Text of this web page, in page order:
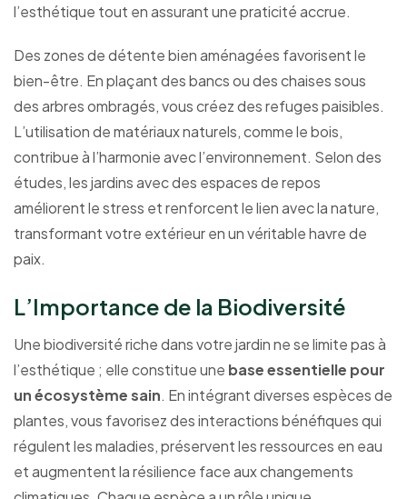
l’esthétique tout en assurant une praticité accrue.
Des zones de détente bien aménagées favorisent le
bien-être. En plaçant des bancs ou des chaises sous
des arbres ombragés, vous créez des refuges paisibles.
L’utilisation de matériaux naturels, comme le bois,
contribue à l’harmonie avec l’environnement. Selon des
études, les jardins avec des espaces de repos
améliorent le stress et renforcent le lien avec la nature,
transformant votre extérieur en un véritable havre de
paix.
L’Importance de la Biodiversité
Une biodiversité riche dans votre jardin ne se limite pas à
l’esthétique ; elle constitue une base essentielle pour
un écosystème sain. En intégrant diverses espèces de
plantes, vous favorisez des interactions bénéfiques qui
régulent les maladies, préservent les ressources en eau
et augmentent la résilience face aux changements